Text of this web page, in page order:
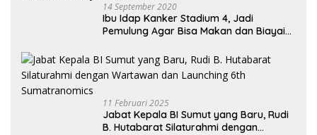
14 September 2020
Ibu Idap Kanker Stadium 4, Jadi
Pemulung Agar Bisa Makan dan Biayai
11 Februari 2025
Jabat Kepala BI Sumut yang Baru, Rudi
B. Hutabarat Silaturahmi dengan